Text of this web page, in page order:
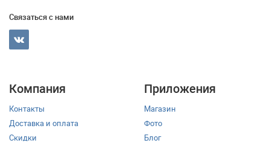
Связаться с нами
Компания
Контакты
Доставка и оплата
Скидки
Приложения
Магазин
Фото
Блог